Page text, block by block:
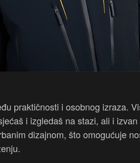
praktičnosti i osobnog izraza.
i izgledaš na stazi, ali i izvan
dizajnom, što omogućuje